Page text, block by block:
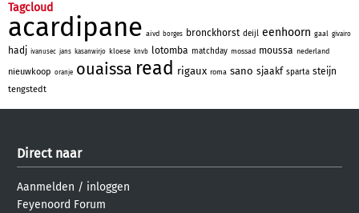
Tagcloud
acardipane aivd borges bronckhorst deijl eenhoorn gaal givairo
hadj ivanusec jans kasanwirjo kloese knvb lotomba matchday mossad moussa nederland
nieuwkoop oranje ouaissa read rigaux roma sano sjaakf sparta steijn
tengstedt
Direct naar
Aanmelden / inloggen
Feyenoord Forum